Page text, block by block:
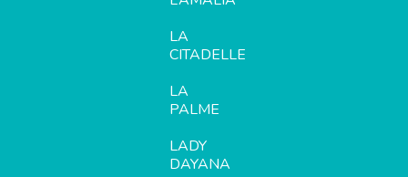
LA
CITADELLE
LA
PALME
LADY
DAYANA